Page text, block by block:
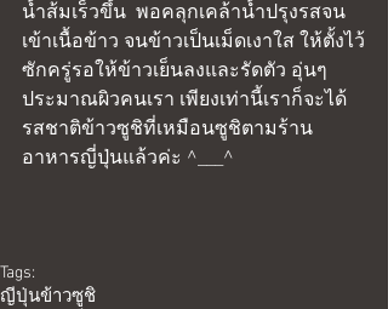
น้ำส้มเร็วขึ้น  พอคลุกเคล้าน้ำปรุงรสจน
เข้าเนื้อข้าว จนข้าวเป็นเม็ดเงาใส ให้ตั้งไว้
ซักครู่รอให้ข้าวเย็นลงและรัดตัว อุ่นๆ
ประมาณผิวคนเรา เพียงเท่านี้เราก็จะได้
รสชาติข้าวซูชิที่เหมือนซูชิตามร้าน
อาหารญี่ปุ่นแล้วค่ะ ^___^
Tags:
ญี่ปุ่นข้าวซูชิ